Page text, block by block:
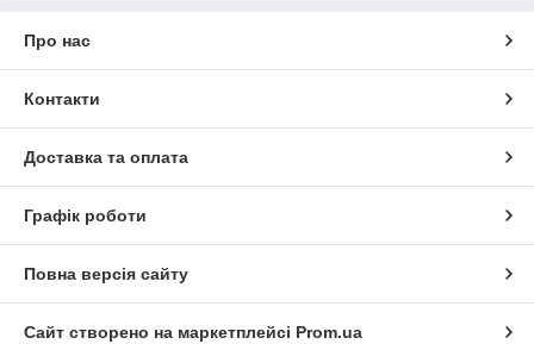
Про нас
Контакти
Доставка та оплата
Графік роботи
Повна версія сайту
Сайт створено на маркетплейсі Prom.ua